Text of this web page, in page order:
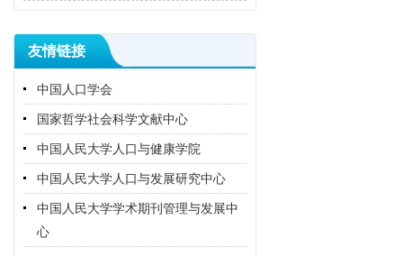
友情链接
中国人口学会
国家哲学社会科学文献中心
中国人民大学人口与健康学院
中国人民大学人口与发展研究中心
中国人民大学学术期刊管理与发展中
心